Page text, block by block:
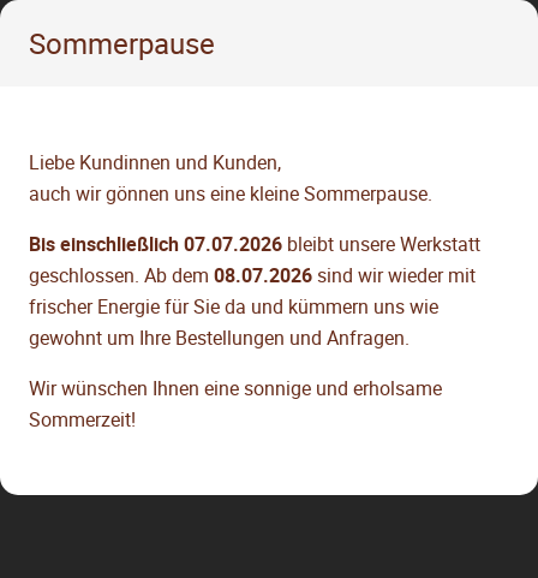
Sommerpause
Liebe Kundinnen und Kunden,
auch wir gönnen uns eine kleine Sommerpause.
Bis einschließlich 07.07.2026 bleibt unsere Werkstatt
geschlossen. Ab dem 08.07.2026sind wir wieder mit
frischer Energie für Sie da und kümmern uns wie
gewohnt um Ihre Bestellungen und Anfragen.
Wir wünschen Ihnen eine sonnige und erholsame
Sommerzeit!